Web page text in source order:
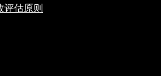
评估原则